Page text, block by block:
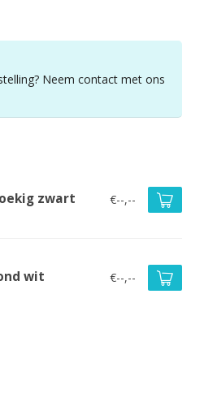
Neem contact met ons
zwart €--,--
wit €--,--